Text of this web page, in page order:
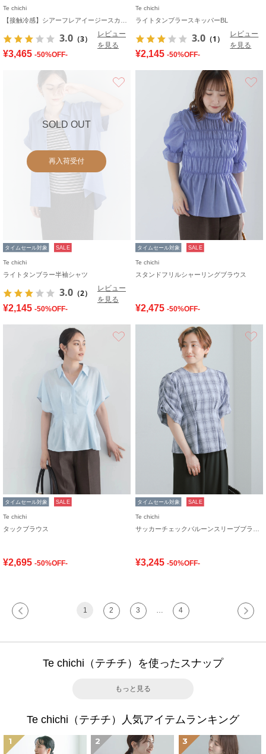
Te chichi
3.0 （3）
レビュー
を見る
¥3,465 -50%OFF-
Te chichi
ライトタンブラースキッパーBL
3.0 （1）
レビュー
を見る
¥2,145 -50%OFF-
SOLD OUT
再入荷受付
タイムセール対象 SALE
Te chichi
ライトタンブラー半袖シャツ
3.0 （2）
レビュー
を見る
¥2,145 -50%OFF-
タイムセール対象 SALE
Te chichi
スタンドフリルシャーリングブラウス
¥2,475 -50%OFF-
タイムセール対象 SALE
Te chichi
タックブラウス
¥2,695 -50%OFF-
タイムセール対象 SALE
Te chichi
¥3,245 -50%OFF-
1 2 3 4
Te chichi（テチチ）を使ったスナップ
もっと見る
Te chichi（テチチ）人気アイテムランキング
1 2 3